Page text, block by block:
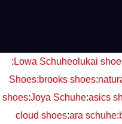
: Lowa Schuheolukai
Shoes:brooks shoes:
shoes:Joya Schuhe:asics
cloud shoes:ara schuhe: